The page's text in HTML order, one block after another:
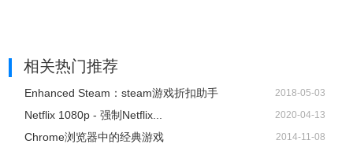
相关热门推荐
Enhanced Steam：steam游戏折扣助手 2018-05-03
Netflix 1080p - 强制Netflix... 2020-04-13
Chrome浏览器中的经典游戏 2014-11-08